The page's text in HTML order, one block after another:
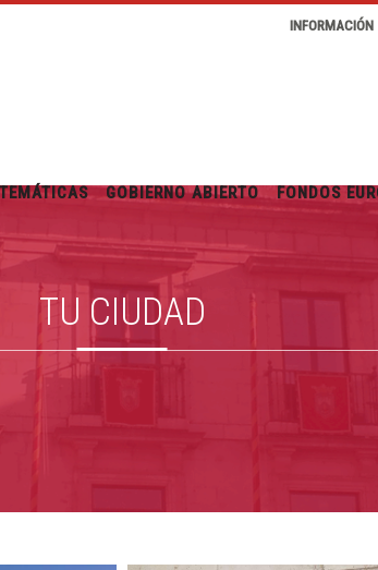
INFORMACIÓN
GOBIERNO ABIERTO FONDOS
TU CIUDAD